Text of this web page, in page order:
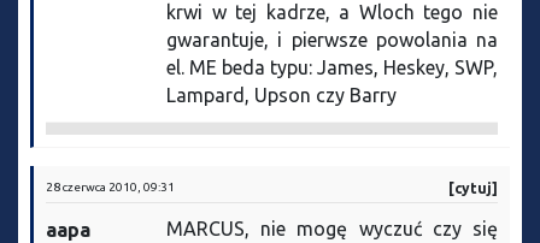
krwi w tej kadrze, a Wloch tego nie
gwarantuje, i pierwsze powolania na
el. ME beda typu: James, Heskey, SWP,
Lampard, Upson czy Barry
28 czerwca 2010, 09:31 [cytuj]
aapa
MARCUS, nie mogę wyczuć czy się